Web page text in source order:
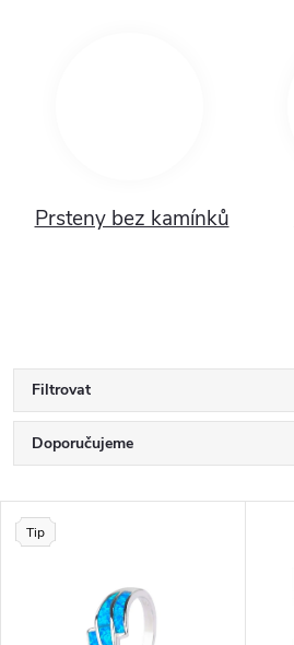
Prsteny bez kamínků
Filtrovat
Ř
a
z
Doporučujeme
Nejdražší
Abecedně
V
Tip